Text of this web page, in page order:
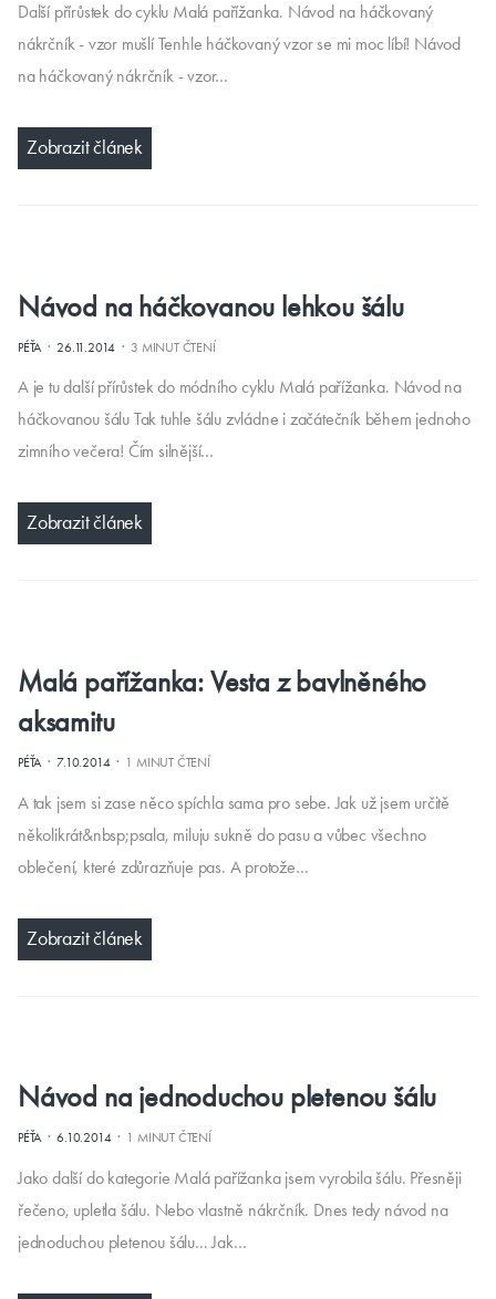
Další přírůstek do cyklu Malá pařížanka. Návod na háčkovaný
nákrčník - vzor mušlí Tenhle háčkovaný vzor se mi moc líbí! Návod
na háčkovaný nákrčník - vzor…
Zobrazit článek
Návod na háčkovanou lehkou šálu
PÉŤA· 26.11.2014 · 3 MINUT ČTENÍ
A je tu další přírůstek do módního cyklu Malá pařížanka. Návod na
háčkovanou šálu Tak tuhle šálu zvládne i začátečník během jednoho
zimního večera! Čím silnější…
Zobrazit článek
Malá pařížanka: Vesta z bavlněného
aksamitu
PÉŤA·7.10.2014· 1 MINUT ČTENÍ
A tak jsem si zase něco spíchla sama pro sebe. Jak už jsem určitě
několikrát&nbsp;psala, miluju sukně do pasu a vůbec všechno
oblečení, které zdůrazňuje pas. A protože…
Zobrazit článek
Návod na jednoduchou pletenou šálu
PÉŤA·6.10.2014· 1 MINUT ČTENÍ
Jako další do kategorie Malá pařížanka jsem vyrobila šálu. Přesněji
řečeno, upletla šálu. Nebo vlastně nákrčník. Dnes tedy návod na
jednoduchou pletenou šálu... Jak…